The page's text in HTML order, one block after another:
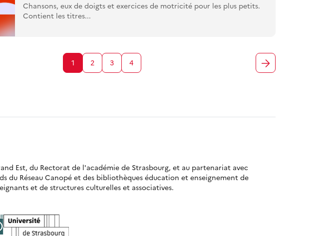
Chansons, eux de doigts et exercices de motricité pour les plus petits.
Contient les titres...
1 2 3 4
Est, du Rectorat de l'académie de Strasbourg, et au partenariat avec
du Réseau Canopé et des bibliothèques éducation et enseignement de
et de structures culturelles et associatives.